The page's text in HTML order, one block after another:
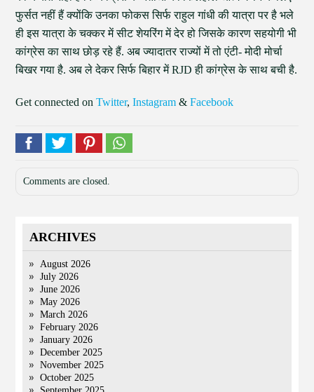
फुर्सत नहीं हैं क्योंकि उनका फोकस सिर्फ राहुल गांधी की यात्रा पर है भले
ही इस यात्रा के चक्कर में सीट शेयरिंग में देर हो जिसके कारण सहयोगी भी
कांग्रेस का साथ छोड़ रहे हैं. अब ज्यादातर राज्यों में तो एंटी- मोदी मोर्चा
बिखर गया है. अब ले देकर सिर्फ बिहार में RJD ही कांग्रेस के साथ बची है.
Get connected onTwitter,Instagram &Facebook
Comments are closed.
ARCHIVES
August 2026
July 2026
June 2026
May 2026
March 2026
February 2026
January 2026
December 2025
November 2025
October 2025